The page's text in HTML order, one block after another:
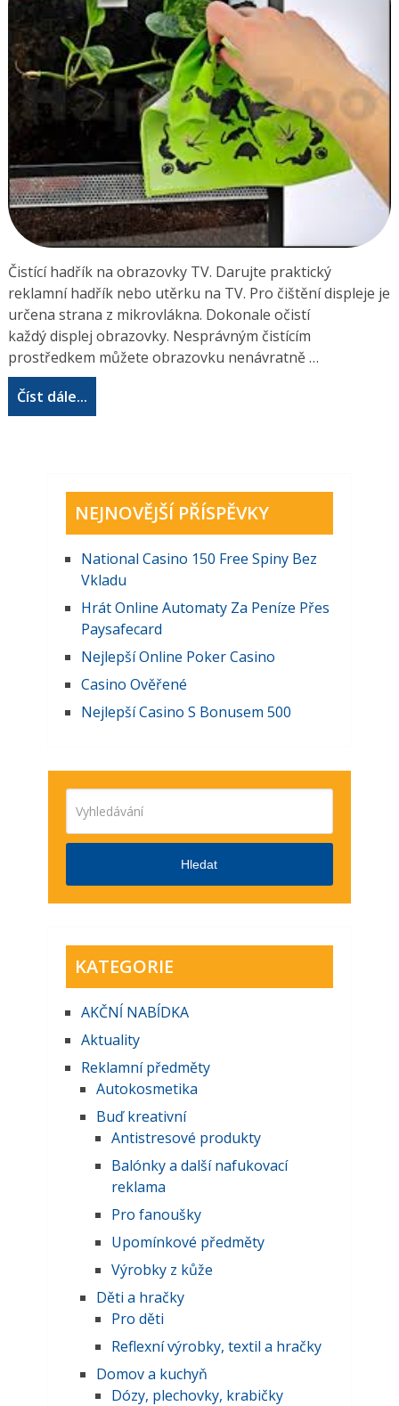
Čistící hadřík na obrazovky TV. Darujte praktický
reklamní hadřík nebo utěrku na TV. Pro čištění displeje je
určena strana z mikrovlákna. Dokonale očistí
každý displej obrazovky. Nesprávným čistícím
prostředkem můžete obrazovku nenávratně …
Číst dále...
NEJNOVĚJŠÍ PŘÍSPĚVKY
National Casino 150 Free Spiny Bez
Vkladu
Hrát Online Automaty Za Peníze Přes
Paysafecard
Nejlepší Online Poker Casino
Casino Ověřené
Nejlepší Casino S Bonusem 500
Hledat
KATEGORIE
AKČNĺ NABĺDKA
Aktuality
Reklamní předměty
Autokosmetika
Buď kreativní
Antistresové produkty
Balónky a další nafukovací
reklama
Pro fanoušky
Upomínkové předměty
Výrobky z kůže
Děti a hračky
Pro děti
Reflexní výrobky, textil a hračky
Domov a kuchyň
Dózy, plechovky, krabičky